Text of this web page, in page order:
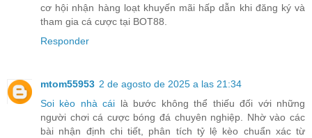
cơ hội nhận hàng loạt khuyến mãi hấp dẫn khi đăng ký và
tham gia cá cược tại BOT88.
Responder
mtom55953 2 de agosto de 2025 a las 21:34
Soi kèo nhà cái là bước không thể thiếu đối với những
người chơi cá cược bóng đá chuyên nghiệp. Nhờ vào các
bài nhận định chi tiết, phân tích tỷ lệ kèo chuẩn xác từ